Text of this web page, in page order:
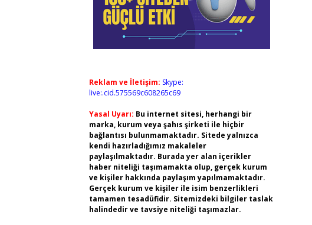
Reklam ve İletişim: Skype:
live:.cid.575569c608265c69
Yasal Uyarı: Bu internet sitesi, herhangi bir
marka, kurum veya şahıs şirketi ile hiçbir
bağlantısı bulunmamaktadır. Sitede yalnızca
kendi hazırladığımız makaleler
paylaşılmaktadır. Burada yer alan içerikler
haber niteliği taşımamakta olup, gerçek kurum
ve kişiler hakkında paylaşım yapılmamaktadır.
Gerçek kurum ve kişiler ile isim benzerlikleri
tamamen tesadüfidir. Sitemizdeki bilgiler taslak
halindedir ve tavsiye niteliği taşımazlar.